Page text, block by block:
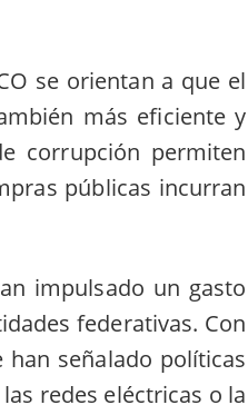
se orientan a que el
más eficiente y
corrupción permiten
públicas incurran
impulsado un gasto
federativas. Con
señalado políticas
redes eléctricas o la